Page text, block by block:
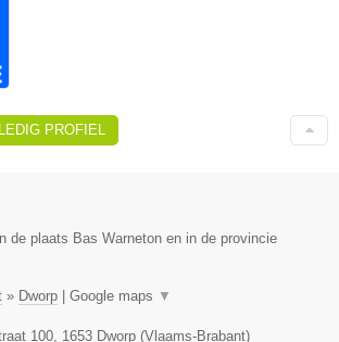
PROFIEL
de plaats Bas Warneton en in de provincie
» Dworp Google maps ▼
100 1653 Dworp (Vlaams-Brabant)